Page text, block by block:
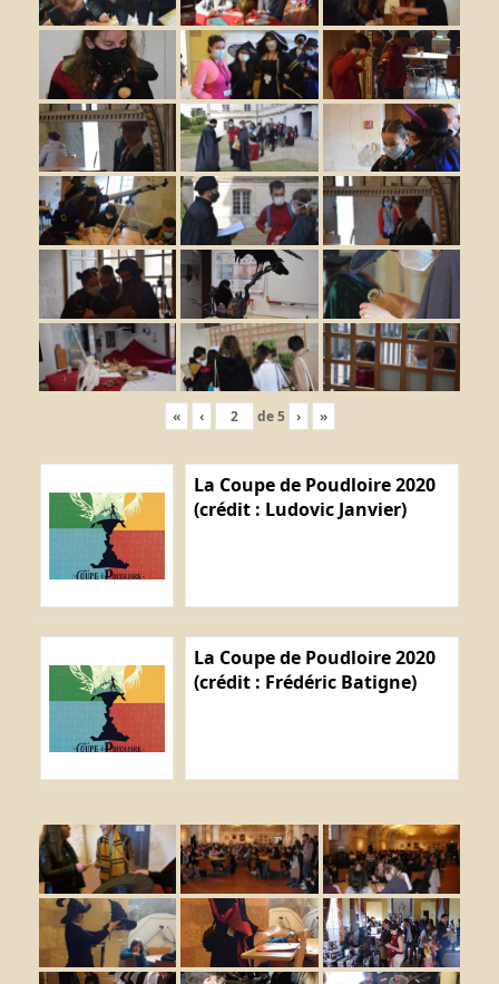
« ‹ de5 › »
La Coupe de Poudloire 2020
(crédit : Ludovic Janvier)
La Coupe de Poudloire 2020
(crédit : Frédéric Batigne)